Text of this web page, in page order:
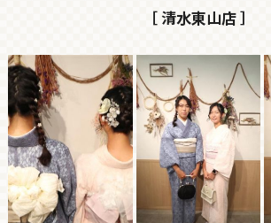
［ 清水東山店 ］